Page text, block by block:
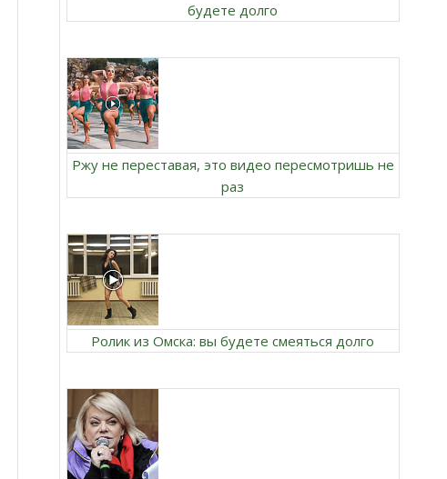
будете долго
Ржу не переставая, это видео пересмотришь не
раз
Ролик из Омска: вы будете смеяться долго